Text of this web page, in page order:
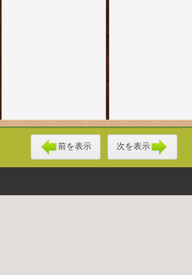
前を表示 次を表示